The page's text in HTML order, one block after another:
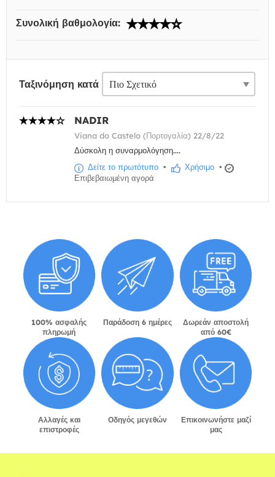
Συνολική βαθμολογία:
Ταξινόμηση κατά
NADIR
Viana do Castelo (Πορτογαλία) 22/8/22
Δύσκολη η συναρμολόγηση....
Δείτε το πρωτότυπο • Χρήσιμο •
Επιβεβαιωμένη αγορά
100% ασφαλής
πληρωμή
Παράδοση 6 ημέρες
Δωρεάν αποστολή
από 60€
Αλλαγές και
επιστροφές
Οδηγός μεγεθών
Επικοινωνήστε μαζί
μας